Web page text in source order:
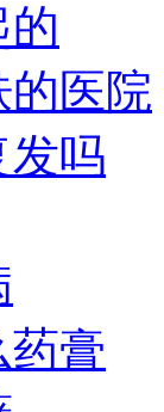
的
的医院
发吗
药膏